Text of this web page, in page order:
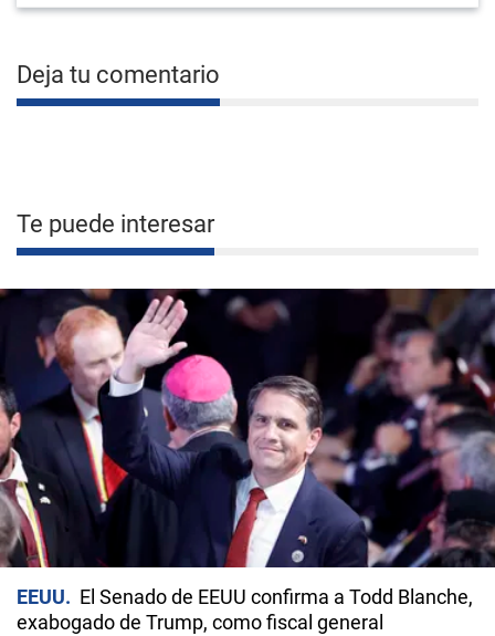
Deja tu comentario
Te puede interesar
EEUU
El Senado de EEUU confirma a Todd Blanche,
exabogado de Trump, como fiscal general